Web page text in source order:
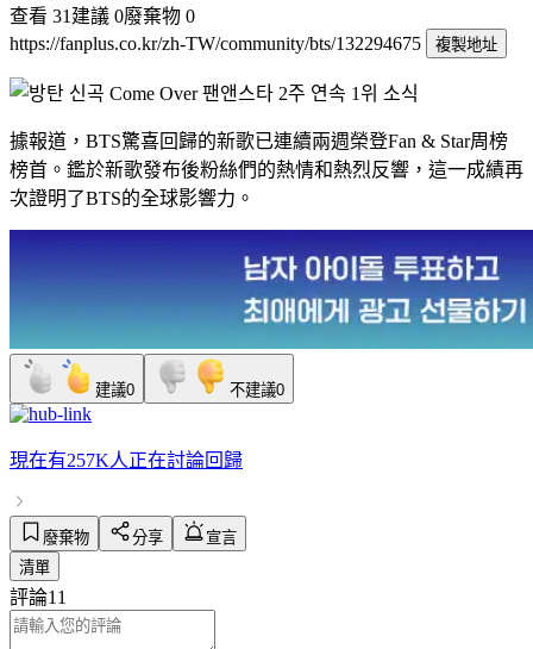
查看 31 建議 0廢棄物 0
https://fanplus.co.kr/zh-TW/community/bts/132294675
複製地址
據報道，BTS驚喜回歸的新歌已連續兩週榮登Fan & Star周榜
榜首。鑑於新歌發布後粉絲們的熱情和熱烈反響，這一成績再
次證明了BTS的全球影響力。
建議0 不建議0
現在有257K人正在討論回歸
廢棄物 分享
宣言
清單
評論11